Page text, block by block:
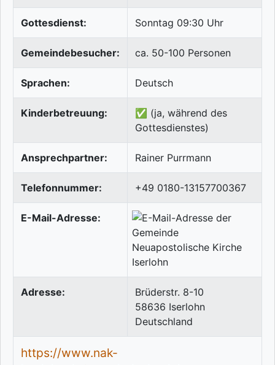
Gottesdienst: Sonntag 09:30 Uhr
Gemeindebesucher: ca. 50-100 Personen
Sprachen: Deutsch
Kinderbetreuung:
✅ (ja, während des
Gottesdienstes)
Ansprechpartner: Rainer Purrmann
Telefonnummer: +49 0180-13157700367
E-Mail-Adresse:
Adresse:
Brüderstr. 8-10
58636 Iserlohn
Deutschland
https://www.nak-